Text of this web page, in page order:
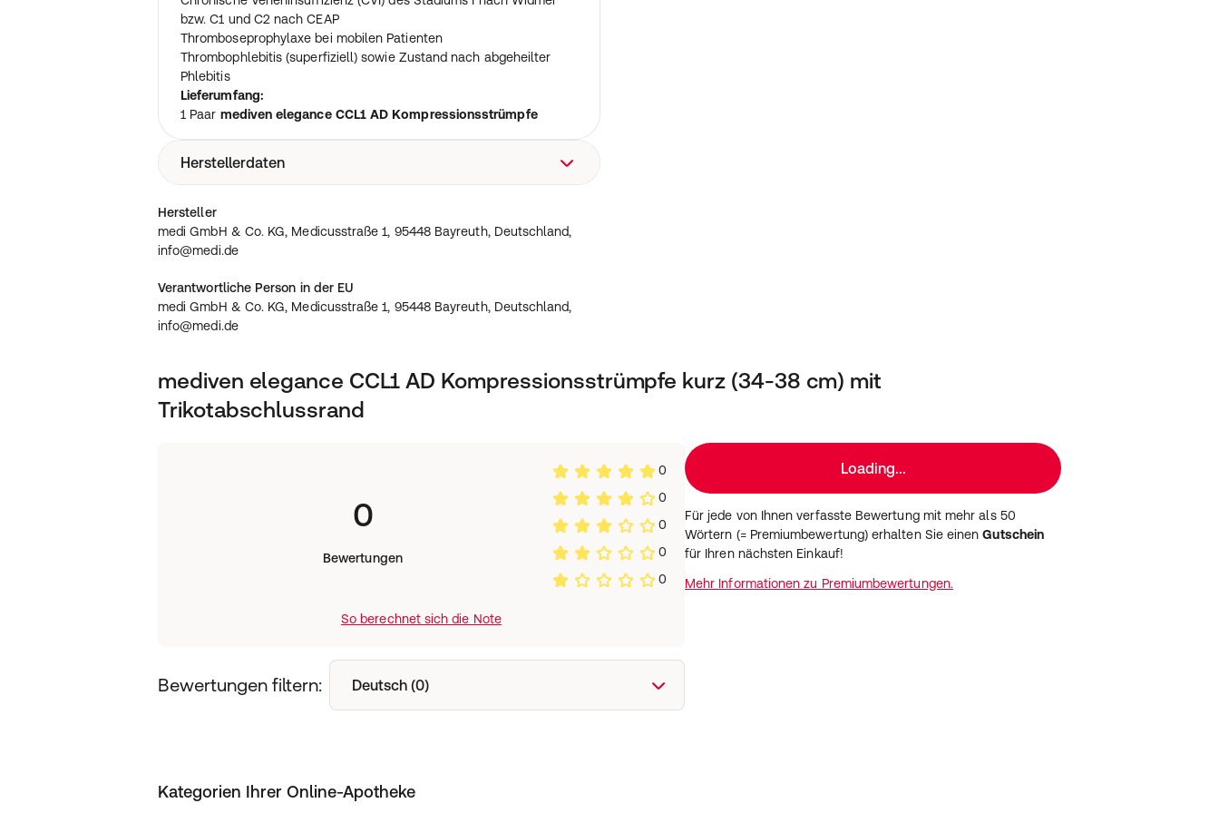
bzw. C1 und C2 nach CEAP
Thromboseprophylaxe bei mobilen Patienten
Thrombophlebitis (superfiziell) sowie Zustand nach abgeheilter
Phlebitis
Lieferumfang:
1 Paar mediven elegance CCL1 AD Kompressionsstrümpfe
Herstellerdaten
medi GmbH & Co. KG, Medicusstraße 1, 95448 Bayreuth,
Deutschland, info@medi.de
Hersteller
medi GmbH & Co. KG, Medicusstraße 1, 95448 Bayreuth, Deutschland,
info@medi.de
Verantwortliche Person in der EU
medi GmbH & Co. KG, Medicusstraße 1, 95448 Bayreuth, Deutschland,
info@medi.de
mediven elegance CCL1 AD Kompressionsstrümpfe kurz (34-38 cm) mit
Trikotabschlussrand
0
Bewertungen
0
0
0
0
0
So berechnet sich die Note
Bewertungen filtern: Deutsch (0)
Loading...
Für jede von Ihnen verfasste Bewertung mit mehr als 50
Wörtern (= Premiumbewertung) erhalten Sie einenGutschein
für Ihren nächsten Einkauf!
Mehr Informationen zu Premiumbewertungen.
Kategorien Ihrer Online-Apotheke